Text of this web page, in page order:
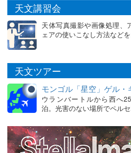
天文講習会
天体写真撮影や画像処理、
ェアの使いこなし方法など
天文ツアー
モンゴル「星空」ゲル・
ウランバートルから西へ
泊。光害のない場所でペル